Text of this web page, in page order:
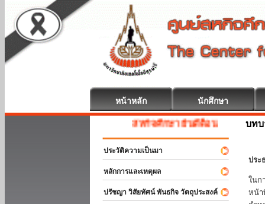
หน้าหลัก นักศึกษา
สหกิจศึกษา ยินดีต้อนรับ
ประวัติความเป็นมา
หลักการและเหตุผล
ปรัชญา วิสัยทัศน์ พันธกิจ วัตถุประสงค์
บทบ
ประ
ในก
หน้า